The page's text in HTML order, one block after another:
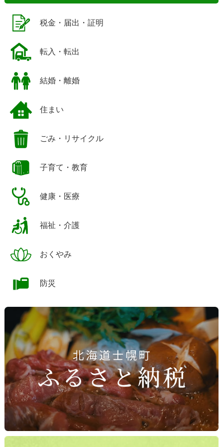
税金・届出・証明
転入・転出
結婚・離婚
住まい
ごみ・リサイクル
子育て・教育
健康・医療
福祉・介護
おくやみ
防災